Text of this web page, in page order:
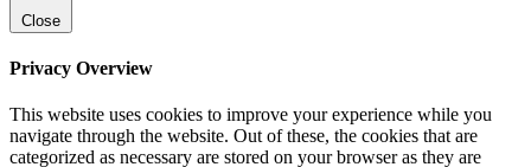
Close
Privacy Overview
This website uses cookies to improve your experience while you
navigate through the website. Out of these, the cookies that are
categorized as necessary are stored on your browser as they are